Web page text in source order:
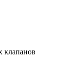
клапанов